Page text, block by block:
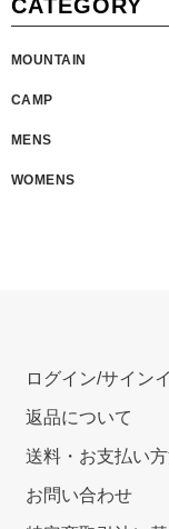
CATEGORY
MOUNTAIN
CAMP
MENS
WOMENS
ログイン/サイン
返品について
送料・お支払い
お問い合わせ